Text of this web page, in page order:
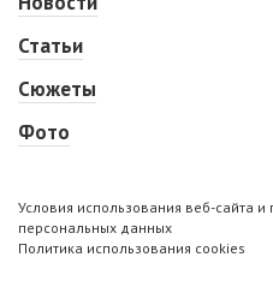
Статьи
Сюжеты
Фото
Условия использования веб-сайта
персональных данных
Политика использования cookies